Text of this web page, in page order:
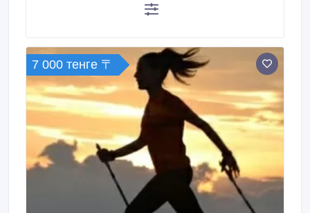
7 000 тенге 〒